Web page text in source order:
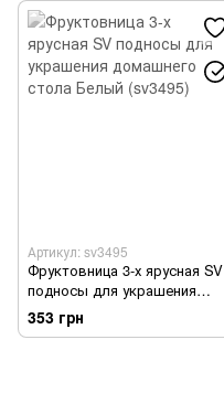
Артикул: sv3495
Фруктовница 3-х ярусная SV
подносы для украшения
домашнего стола Белый
(sv3495)
353 грн